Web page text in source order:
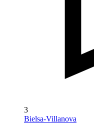
3
Bielsa-Villanova